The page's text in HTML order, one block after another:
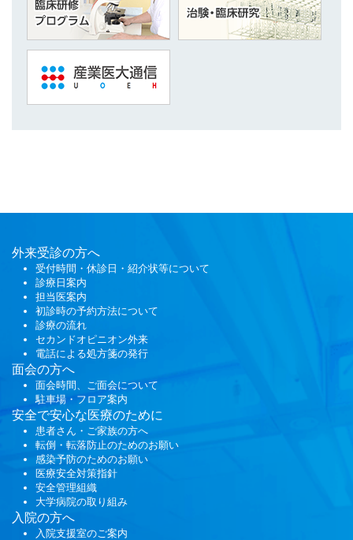
外来受診の方へ
受付時間・休診日・紹介状等について
診療日案内
担当医案内
初診時の予約方法について
診療の流れ
セカンドオピニオン外来
電話による処方箋の発行
面会の方へ
面会時間、ご面会について
駐車場・フロア案内
安全で安心な医療のために
患者さん・ご家族の方へ
転倒・転落防止のためのお願い
感染予防のためのお願い
医療安全対策指針
安全管理組織
大学病院の取り組み
入院の方へ
入院支援室のご案内